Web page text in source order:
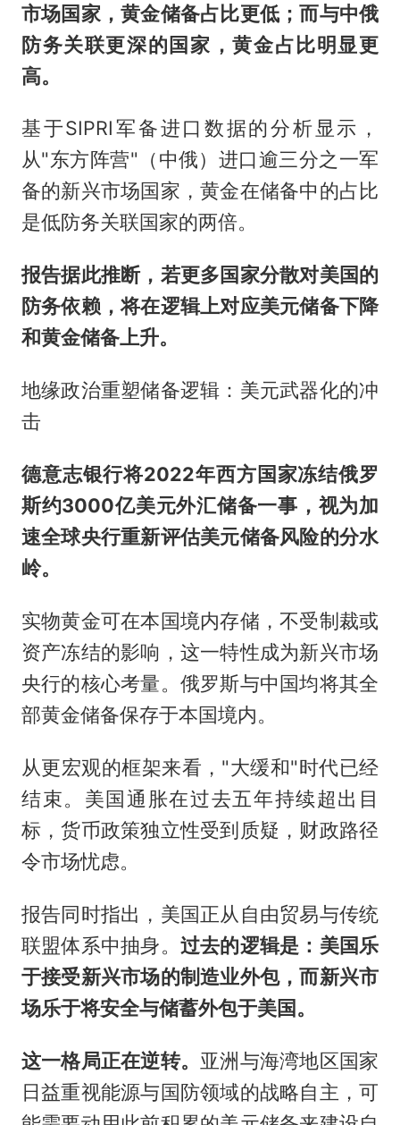
市场国家，黄金储备占比更低；而与中俄
防务关联更深的国家，黄金占比明显更
高。
基于SIPRI军备进口数据的分析显示，
从"东方阵营"（中俄）进口逾三分之一军
备的新兴市场国家，黄金在储备中的占比
是低防务关联国家的两倍。
报告据此推断，若更多国家分散对美国的
防务依赖，将在逻辑上对应美元储备下降
和黄金储备上升。
地缘政治重塑储备逻辑：美元武器化的冲
击
德意志银行将2022年西方国家冻结俄罗
斯约3000亿美元外汇储备一事，视为加
速全球央行重新评估美元储备风险的分水
岭。
实物黄金可在本国境内存储，不受制裁或
资产冻结的影响，这一特性成为新兴市场
央行的核心考量。俄罗斯与中国均将其全
部黄金储备保存于本国境内。
从更宏观的框架来看，"大缓和"时代已经
结束。美国通胀在过去五年持续超出目
标，货币政策独立性受到质疑，财政路径
令市场忧虑。
报告同时指出，美国正从自由贸易与传统
联盟体系中抽身。 过去的逻辑是：美国乐
于接受新兴市场的制造业外包，而新兴市
场乐于将安全与储蓄外包于美国。
这一格局正在逆转。 亚洲与海湾地区国家
日益重视能源与国防领域的战略自主，可